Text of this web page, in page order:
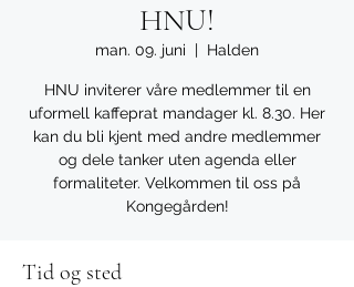
HNU!
man. 09. juni
  |
Halden
HNU inviterer våre medlemmer til en
uformell kaffeprat mandager kl. 8.30. Her
kan du bli kjent med andre medlemmer
og dele tanker uten agenda eller
formaliteter. Velkommen til oss på
Kongegården!
Tid og sted